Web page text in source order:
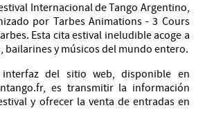
Internacional de Tango Argentino,
por Tarbes Animations - 3 Cours
Esta cita estival ineludible acoge a
bailarines y músicos del mundo entero.
del sitio web, disponible en
es transmitir la información
y ofrecer la venta de entradas en